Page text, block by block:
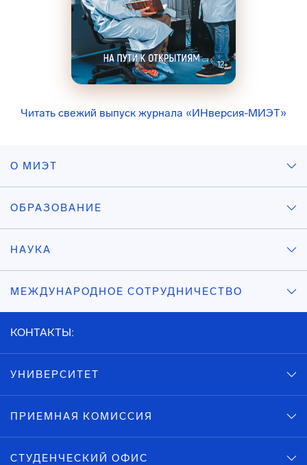
Читать свежий выпуск журнала «ИНверсия-МИЭТ»
О МИЭТ
ОБРАЗОВАНИЕ
НАУКА
МЕЖДУНАРОДНОЕ СОТРУДНИЧЕСТВО
КОНТАКТЫ:
УНИВЕРСИТЕТ
ПРИЕМНАЯ КОМИССИЯ
СТУДЕНЧЕСКИЙ ОФИС